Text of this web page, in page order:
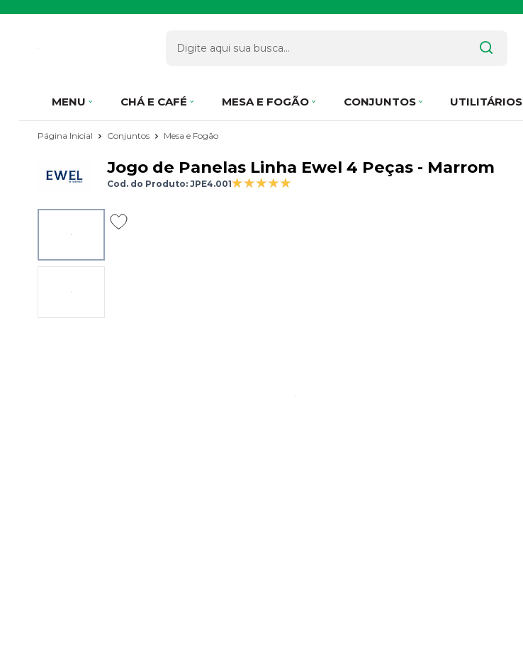
MENU CHÁ E CAFÉ MESA E FOGÃO CONJUNTOS UTILITÁRIOS
Página Inicial Conjuntos Mesa e Fogão
Jogo de Panelas Linha Ewel 4 Peças - Marrom
Cod. do Produto: JPE4.001